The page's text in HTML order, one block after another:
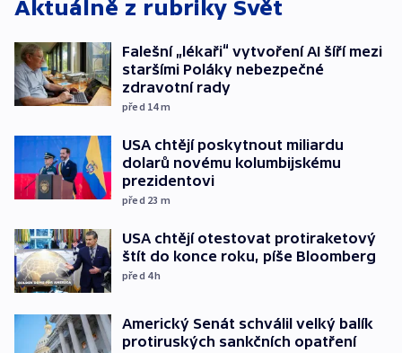
Aktuálně z rubriky Svět
Falešní „lékaři“ vytvoření AI šíří mezi
staršími Poláky nebezpečné
zdravotní rady
před 14m
USA chtějí poskytnout miliardu
dolarů novému kolumbijskému
prezidentovi
před 23 m
USA chtějí otestovat protiraketový
štít do konce roku, píše Bloomberg
před 4h
Americký Senát schválil velký balík
protiruských sankčních opatření